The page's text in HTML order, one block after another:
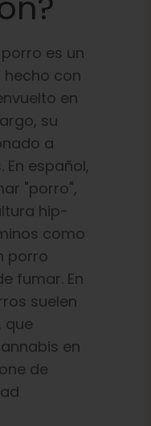
es un
con
en
su
a
español,
"porro",
hip-
como
porro
fumar. En
suelen
que
en
de